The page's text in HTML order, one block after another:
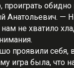
проиграть
Анатольевич. —
не хватило
проявили себя,
игра была, что